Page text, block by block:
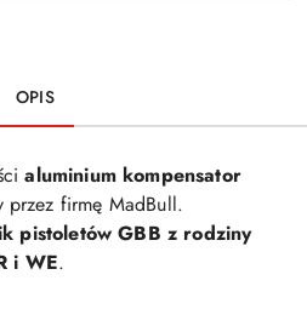
OPIS
aluminium kompensator
przez firmę MadBull.
pistoletów GBB z rodziny
i WE.